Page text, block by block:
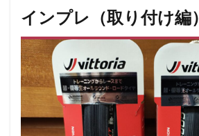
本
～
インプレ（取り付け編）